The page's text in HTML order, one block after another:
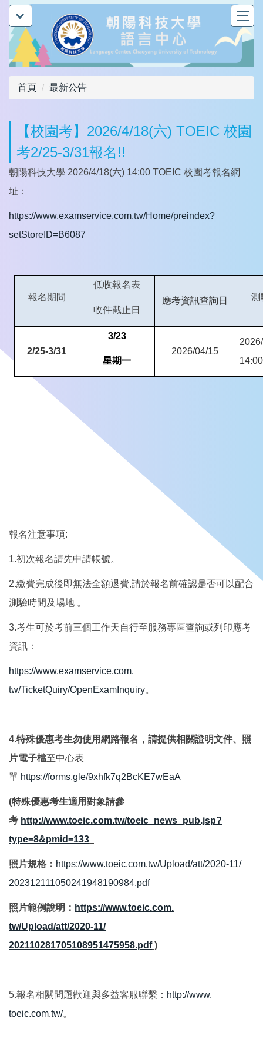
跳
到
主
要
內
容
首頁 最新公告
【校園考】2026/4/18(六) TOEIC 校園
考2/25-3/31報名!!
朝陽科技大學 2026/4/18(六) 14:00 TOEIC 校園考報名網
址：
https://www.examservice.com.tw/Home/preindex?
setStoreID=B6087
報名期間
低收報名表
收件截止日
應考資訊查詢日 測
2/25-3/31
3/23
星期一
2026/04/15
14:00
報名注意事項:
1.初次報名請先申請帳號。
2.繳費完成後即無法全額退費,請於報名前確認是否可以配合
測驗時間及場地 。
3.考生可於考前三個工作天自行至服務專區查詢或列印應考
資訊：
https://www.examservice.com.
tw/TicketQuiry/OpenExamInquiry。
4.特殊優惠考生勿使用網路報名，請提供相關證明文件、 照
片電子檔至中心表
單 https://forms.gle/9xhfk7q2BcKE7wEaA
(特殊優惠考生適用對象請參
考 http://www.toeic.com.tw/toeic_ news_pub.jsp?
type=8&pmid=133
照片規格： https://www.toeic.com.tw/Upload/att/2020-11/
202312111050241948190984.pdf
照片範例說明： https://www.toeic.com.
tw/Upload/att/2020-11/
202110281705108951475958.pdf )
5.報名相關問題歡迎與多益客服聯繫： http://www.
toeic.com.tw/。